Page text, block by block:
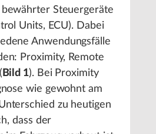
bewährter Steuergeräte
Units, ECU). Dabei
Anwendungsfälle
Proximity, Remote
Bild 1). Bei Proximity
wie gewohnt am
zu heutigen
dass der